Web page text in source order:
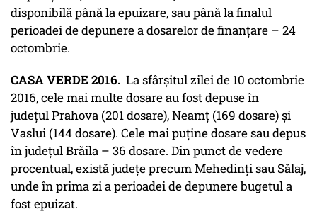
disponibilă până la epuizare, sau până la finalul
perioadei de depunere a dosarelor de finanțare – 24
octombrie.
CASA VERDE 2016. La sfârșitul zilei de 10 octombrie
2016, cele mai multe dosare au fost depuse în
județul Prahova (201 dosare), Neamț (169 dosare) și
Vaslui (144 dosare). Cele mai puține dosare sau depus
în județul Brăila – 36 dosare. Din punct de vedere
procentual, există județe precum Mehedinți sau Sălaj,
unde în prima zi a perioadei de depunere bugetul a
fost epuizat.